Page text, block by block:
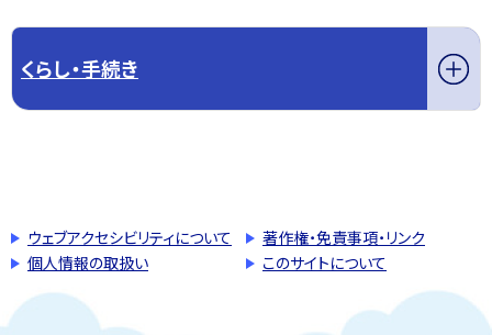
くらし・手続き
ウェブアクセシビリティについて
著作権・免責事項・リンク
個人情報の取扱い
このサイトについて